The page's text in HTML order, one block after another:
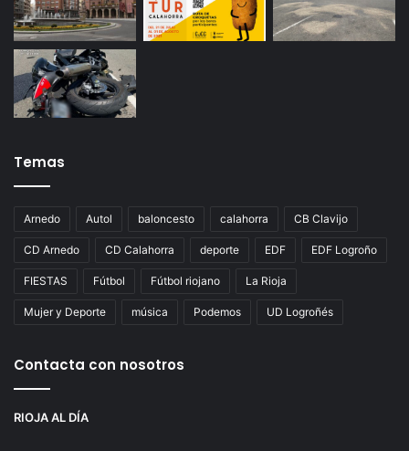
Temas
Arnedo Autol baloncesto calahorra CB Clavijo
CD Arnedo CD Calahorra deporte EDF EDF Logroño
FIESTAS Fútbol Fútbol riojano La Rioja
Mujer y Deporte música Podemos UD Logroñés
Contacta con nosotros
RIOJA AL DÍA